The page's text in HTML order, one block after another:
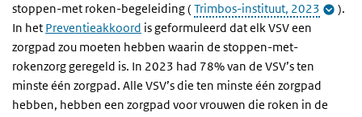
stoppen-met roken-begeleiding ( Trimbos-instituut, 2023
).
In het Preventieakkoord is geformuleerd dat elk VSV een
zorgpad zou moeten hebben waarin de stoppen-met-
rokenzorg geregeld is. In 2023 had 78% van de VSV’s ten
minste één zorgpad. Alle VSV’s die ten minste één zorgpad
hebben, hebben een zorgpad voor vrouwen die roken in de